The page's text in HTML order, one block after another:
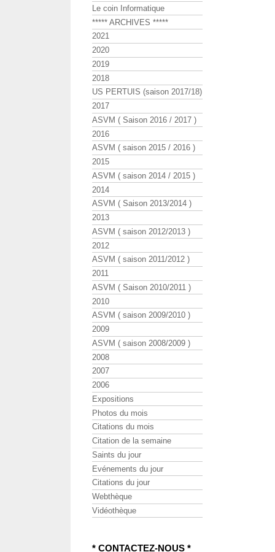
Le coin Informatique
***** ARCHIVES *****
2021
2020
2019
2018
US PERTUIS (saison 2017/18)
2017
ASVM ( Saison 2016 / 2017 )
2016
ASVM ( saison 2015 / 2016 )
2015
ASVM ( saison 2014 / 2015 )
2014
ASVM ( Saison 2013/2014 )
2013
ASVM ( saison 2012/2013 )
2012
ASVM ( saison 2011/2012 )
2011
ASVM ( Saison 2010/2011 )
2010
ASVM ( saison 2009/2010 )
2009
ASVM ( saison 2008/2009 )
2008
2007
2006
Expositions
Photos du mois
Citations du mois
Citation de la semaine
Saints du jour
Evénements du jour
Citations du jour
Webthèque
Vidéothèque
* CONTACTEZ-NOUS *